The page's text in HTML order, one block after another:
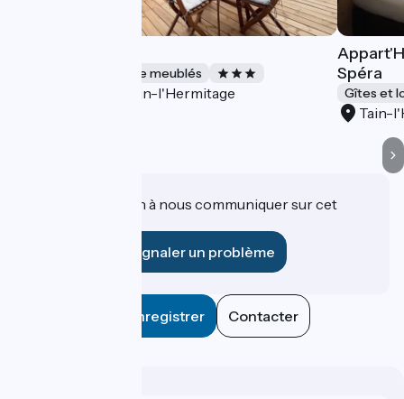
Gîtes et locations de meublés
Tain-l'Hermitage
Spéra
Gîtes et
Tain-
Une information à nous communiquer sur cet
Signaler un problème
Enregistrer Contacter